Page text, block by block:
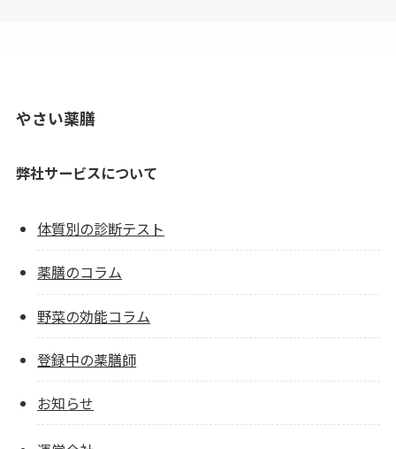
やさい薬膳
弊社サービスについて
体質別の診断テスト
薬膳のコラム
野菜の効能コラム
登録中の薬膳師
お知らせ